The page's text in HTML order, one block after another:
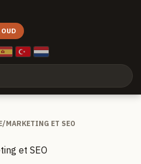
/MARKETING ET SEO
et SEO